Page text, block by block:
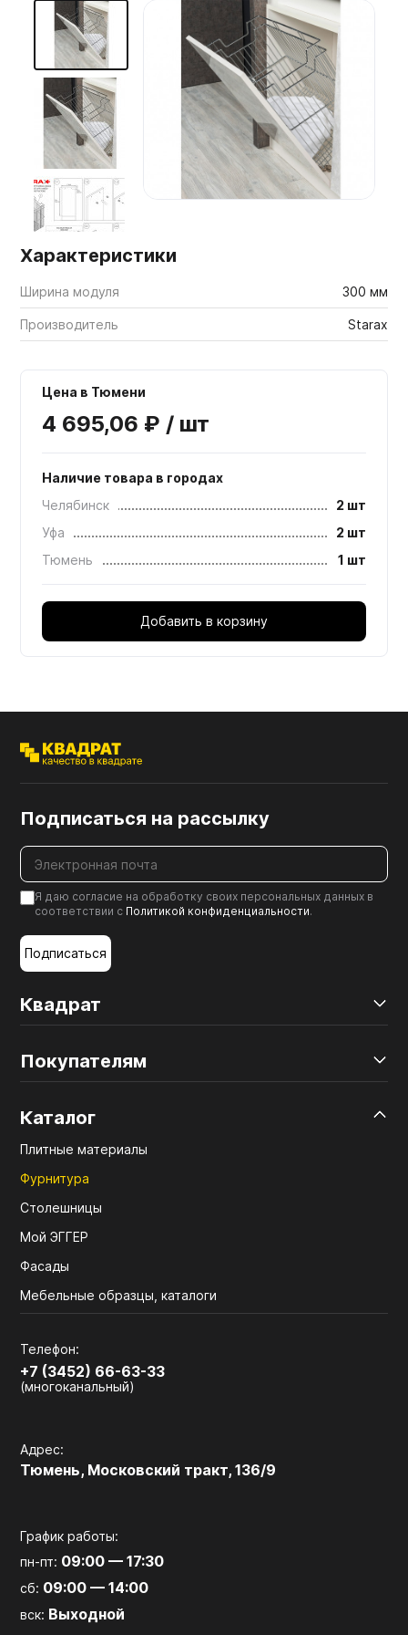
Мебельные образцы, каталоги
Характеристики
Ширина модуля 300 мм
Производитель Starax
Цена в Тюмени
4 695,06 ₽ / шт
Наличие товара в городах
Челябинск
2 шт
Уфа
2 шт
Тюмень
1 шт
Добавить в корзину
Квадрат
Покупателям
Каталог
Плитные материалы
Фурнитура
Столешницы
Мой ЭГГЕР
Фасады
Мебельные образцы, каталоги
Телефон:
+7 (3452) 66-63-33
(многоканальный)
Адрес:
Тюмень, Московский тракт, 136/9
График работы:
пн-пт: 09:00 — 17:30
сб: 09:00 — 14:00
вск: Выходной
Подписаться на рассылку
Я даю согласие на обработку своих персональных данных в
соответствии с Политикой конфиденциальности.
Подписаться